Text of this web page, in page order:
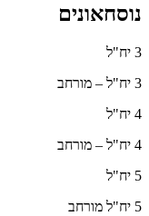
נוסחאונים
3 יח"ל
3 יח"ל – מורחב
4 יח"ל
4 יח"ל – מורחב
5 יח"ל
5 יח"ל מורחב